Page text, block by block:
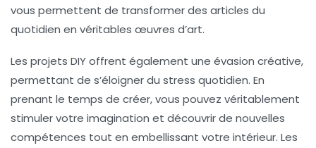
vous permettent de transformer des articles du
quotidien en véritables œuvres d’art.
Les projets DIY offrent également une évasion créative,
permettant de s’éloigner du stress quotidien. En
prenant le temps de créer, vous pouvez véritablement
stimuler votre imagination et découvrir de nouvelles
compétences tout en embellissant votre intérieur. Les